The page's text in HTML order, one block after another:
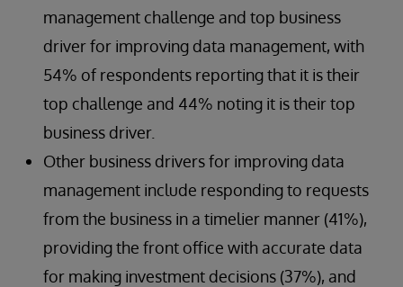
management challenge and top business
driver for improving data management, with
54% of respondents reporting that it is their
top challenge and 44% noting it is their top
business driver.
Other business drivers for improving data
management include responding to requests
from the business in a timelier manner (41%),
providing the front office with accurate data
for making investment decisions (37%), and